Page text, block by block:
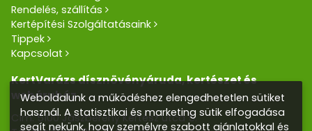
Rendelés, szállítás
Kertépítési Szolgáltatásaink
Tippek
Kapcsolat
KertVarázs dísznövényáruda, kertészet és
webáruház
Cím: 5100 Jászberény Kertész utca 5.
Weboldalunk a működéshez elengedhetetlen sütiket
használ. A statisztikai és marketing sütik elfogadása
segít nekünk, hogy személyre szabott ajánlatokkal és